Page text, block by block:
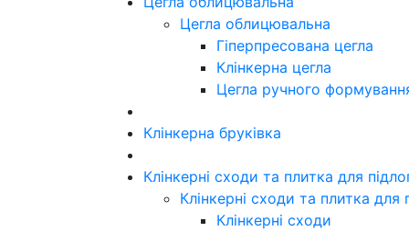
Цегла облицювальна
Гіперпресована цегла
Клінкерна цегла
Цегла ручного
Клінкерна бруківка
Клінкерні сходи та плитка для
Клінкерні сходи та плитка для
Клінкерні сходи